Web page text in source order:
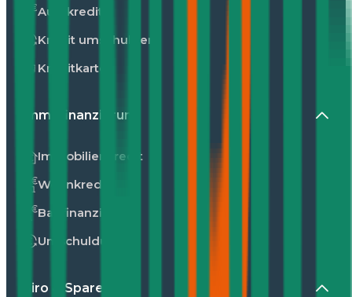
Autokredit
Kredit umschulden
Kreditkarte
Immofinanzierung
Immobilienkredit
Wohnkredit
Baufinanzierung
Umschuldung
Giro & Sparen